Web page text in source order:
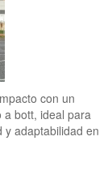
con un
a bott, ideal para
y adaptabilidad en